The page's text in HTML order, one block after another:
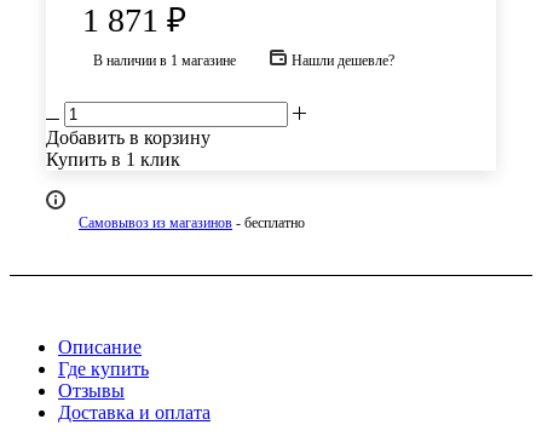
1 871 ₽
В наличии в 1 магазине Нашли дешевле?
Добавить в корзину
Купить в 1 клик
Самовывоз из магазинов - бесплатно
Описание
Где купить
Отзывы
Доставка и оплата